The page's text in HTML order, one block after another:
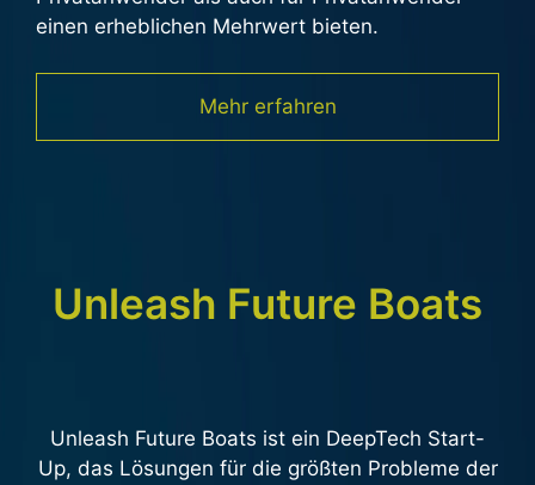
einen erheblichen Mehrwert bieten.
Mehr erfahren
Unleash Future Boats
Unleash Future Boats ist ein DeepTech Start-
Up, das Lösungen für die größten Probleme der